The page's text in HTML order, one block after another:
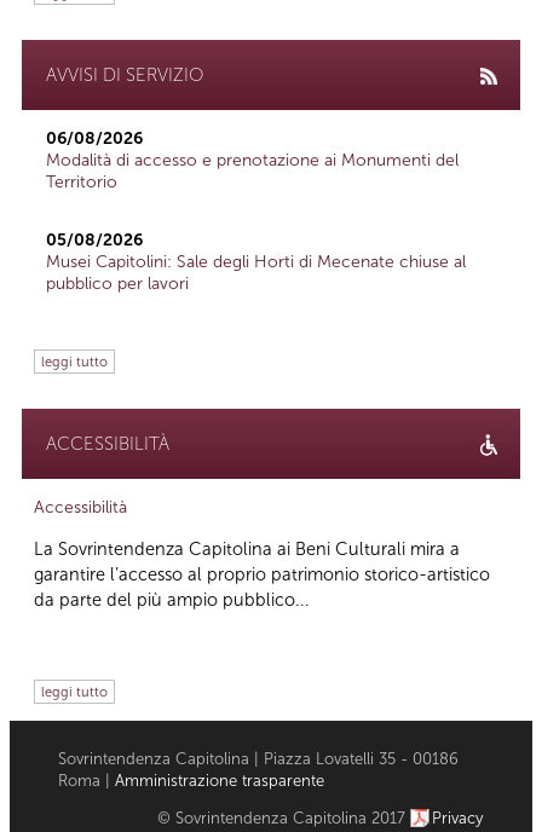
AVVISI DI SERVIZIO
06/08/2026
Modalità di accesso e prenotazione ai Monumenti del
Territorio
05/08/2026
Musei Capitolini: Sale degli Horti di Mecenate chiuse al
pubblico per lavori
leggi tutto
ACCESSIBILITÀ
Accessibilità
La Sovrintendenza Capitolina ai Beni Culturali mira a
garantire l’accesso al proprio patrimonio storico-artistico
da parte del più ampio pubblico...
leggi tutto
Sovrintendenza Capitolina | Piazza Lovatelli 35 - 00186
Roma | Amministrazione trasparente
© Sovrintendenza Capitolina 2017 Privacy